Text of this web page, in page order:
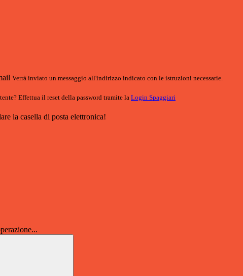
Verrà inviato un messaggio all'indirizzo indicato con le istruzioni necessarie.
Effettua il reset della password tramite la Login Spaggiari
la casella di posta elettronica!